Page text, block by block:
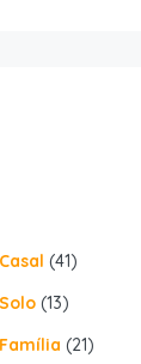
(41)
(13)
(21)